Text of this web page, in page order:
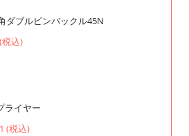
ダブルピンバックル45N
税込)
ライヤー
(税込)